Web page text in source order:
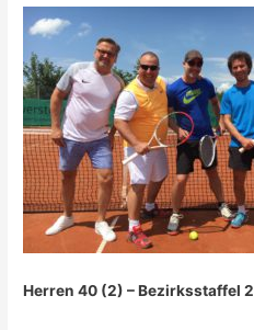
Herren 40 (2) – Bezirksstaffel 2